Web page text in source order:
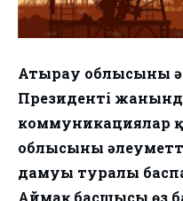
Атырау облысының
Президенті
коммуникациялар
облысының
дамуы туралы